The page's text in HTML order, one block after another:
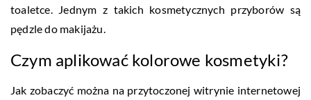
toaletce. Jednym z takich kosmetycznych przyborów są
pędzle do makijażu.
Czym aplikować kolorowe kosmetyki?
Jak zobaczyć można na przytoczonej witrynie internetowej